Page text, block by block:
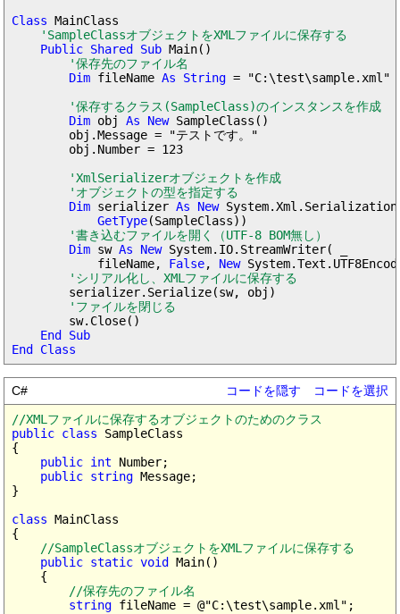
Class MainClass
'SampleClassオブジェクトをXMLファイルに保存する
Public Shared Sub Main()
'保存先のファイル名
Dim fileName As String = "C:\test\sample.xml"
'保存するクラス(SampleClass)のインスタンスを作成
Dim obj As New SampleClass()
        obj.Message = "テストです。"
        obj.Number = 123
'XmlSerializerオブジェクトを作成
        'オブジェクトの型を指定する
Dim serializer As New
GetType(SampleClass))
'書き込むファイルを開く（UTF-8 BOM無し）
Dim sw As New System.IO.StreamWriter( _
            fileName,
False, New
'シリアル化し、XMLファイルに保存する
        serializer.Serialize(sw, obj)
'ファイルを閉じる
        sw.Close()
End Sub
End Class
C# コードを隠す
コードを選択
//XMLファイルに保存するオブジェクトのためのクラス
public class SampleClass
{
public int Number;
public string Message;
}
class MainClass
{
//SampleClassオブジェクトをXMLファイルに保存する
public static void
Main()
    {
//保存先のファイル名
string fileName = @"C:\test\sample.xml";